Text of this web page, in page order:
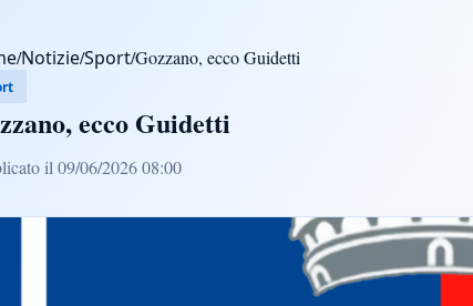
/Notizie/Sport/Gozzano, ecco Guidetti
ecco Guidetti
il 09/06/2026 08:00